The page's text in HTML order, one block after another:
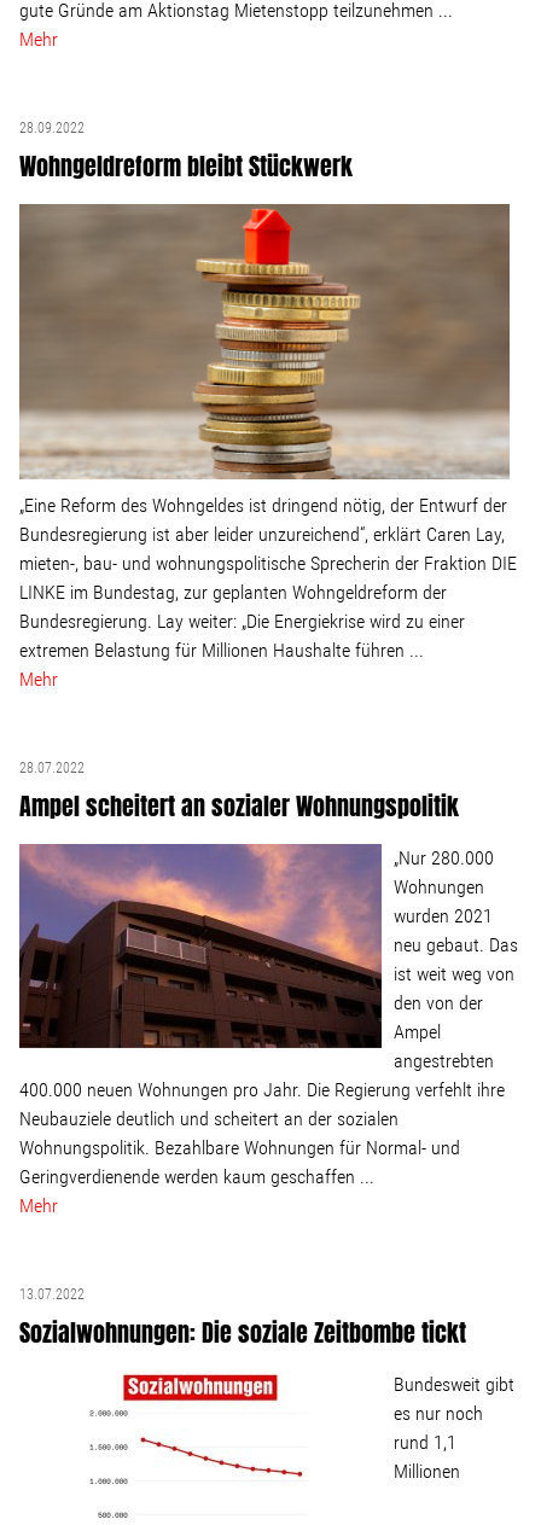
gute Gründe am Aktionstag Mietenstopp teilzunehmen ...
Mehr
28.09.2022
Wohngeldreform bleibt Stückwerk
„Eine Reform des Wohngeldes ist dringend nötig, der Entwurf der
Bundesregierung ist aber leider unzureichend“, erklärt Caren Lay,
mieten-, bau- und wohnungspolitische Sprecherin der Fraktion DIE
LINKE im Bundestag, zur geplanten Wohngeldreform der
Bundesregierung. Lay weiter: „Die Energiekrise wird zu einer
extremen Belastung für Millionen Haushalte führen ...
Mehr
28.07.2022
Ampel scheitert an sozialer Wohnungspolitik
„Nur 280.000
Wohnungen
wurden 2021
neu gebaut. Das
ist weit weg von
den von der
Ampel
angestrebten
400.000 neuen Wohnungen pro Jahr. Die Regierung verfehlt ihre
Neubauziele deutlich und scheitert an der sozialen
Wohnungspolitik. Bezahlbare Wohnungen für Normal- und
Geringverdienende werden kaum geschaffen ...
Mehr
13.07.2022
Sozialwohnungen: Die soziale Zeitbombe tickt
Bundesweit gibt
es nur noch
rund 1,1
Millionen